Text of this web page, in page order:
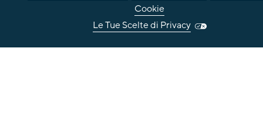
Cookie
Le Tue Scelte di Privacy